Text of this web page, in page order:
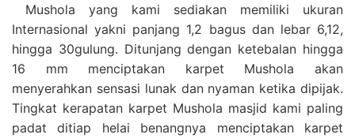
Mushola yang kami sediakan memiliki ukuran
Internasional yakni panjang 1,2 bagus dan lebar 6,12,
hingga 30gulung. Ditunjang dengan ketebalan hingga
16 mm menciptakan karpet Mushola akan
menyerahkan sensasi lunak dan nyaman ketika dipijak.
Tingkat kerapatan karpet Mushola masjid kami paling
padat ditiap helai benangnya menciptakan karpet